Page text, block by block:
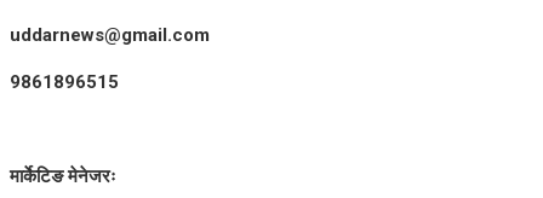
uddarnews@gmail.com
9861896515
मार्केटिङ मेनेजरः